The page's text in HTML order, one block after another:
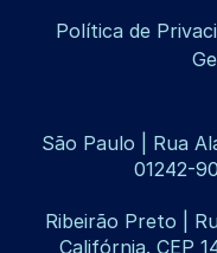
Política de
São Paulo | Rua
01242-
Ribeirão Preto |
Califórnia. CEP